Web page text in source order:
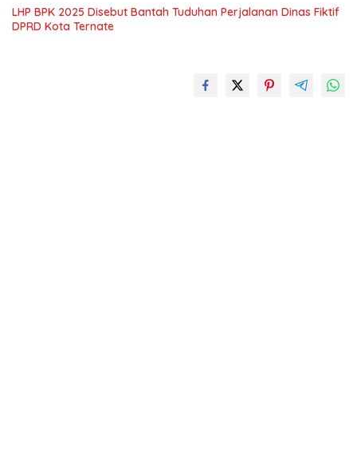
LHP BPK 2025 Disebut Bantah Tuduhan Perjalanan Dinas Fiktif
DPRD Kota Ternate